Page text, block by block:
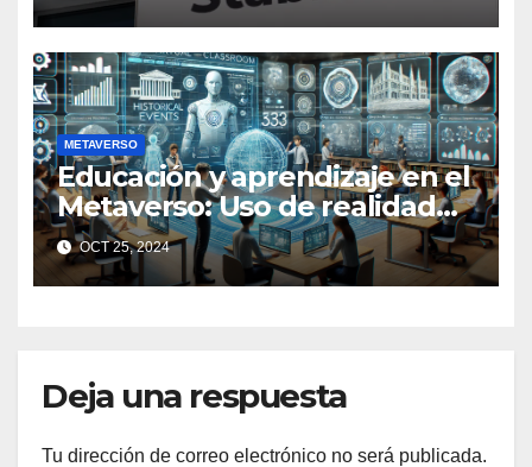
METAVERSO
Educación y aprendizaje en el
Metaverso: Uso de realidad
aumentada e IA en entornos
educativos virtuales
OCT 25, 2024
Deja una respuesta
Tu dirección de correo electrónico no será publicada.